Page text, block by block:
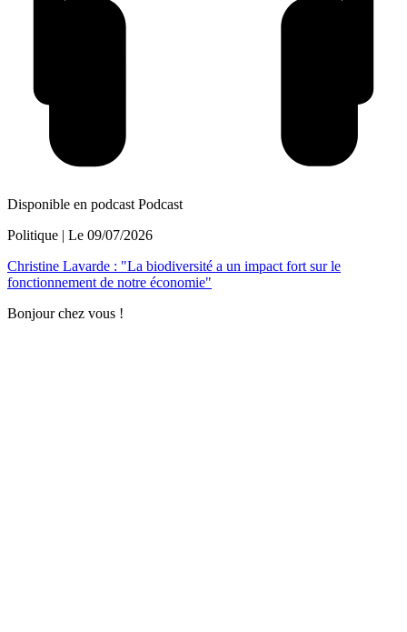
Disponible en podcast Podcast
Politique | Le 09/07/2026
Christine Lavarde : "La biodiversité a un impact fort sur le
fonctionnement de notre économie"
Bonjour chez vous !